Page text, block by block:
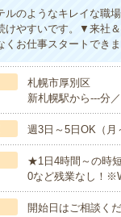
ルのようなキレイな職
けやすいです。▼来社
くお仕事スタートできま
札幌市厚別区
新札幌駅から---分
週3日～5日OK（
★1日4時間～の時
0など残業なし！
開始日はご相談く